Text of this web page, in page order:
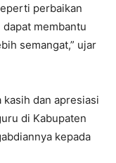
perbaikan
membantu
semangat,” ujar
dan apresiasi
di Kabupaten
kepada